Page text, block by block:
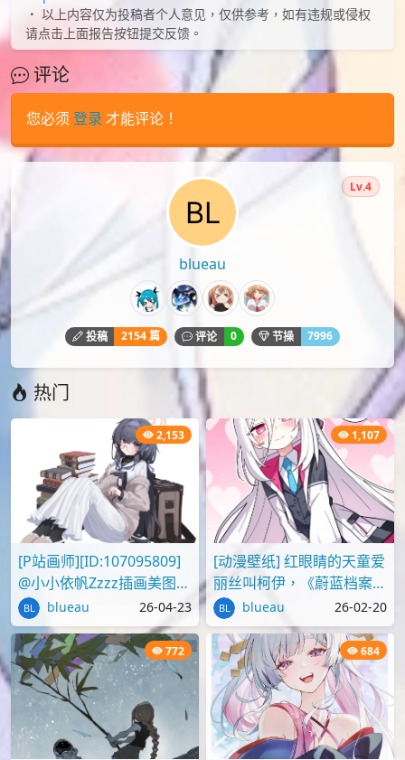
以上内容仅为投稿者个人意见，仅供参考，如有违规或侵权
请点击上面报告按钮提交反馈。
评论
您必须 登录 才能评论！
blueau
Lv.4
投稿 2154 篇 评论 0 节操 7996
热门
2,153
[P站画师][ID:107095809]
@小小依帆Zzzz插画美图作
品推荐blueau 26-04-23
1,107
[动漫壁纸] 红眼睛的天童爱
丽丝叫柯伊，《蔚蓝档案》
壁纸图片分享
blueau 26-02-20
772 684